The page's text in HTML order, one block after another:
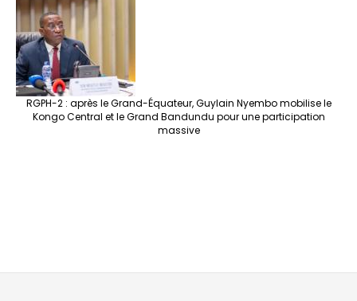
RGPH-2 : après le Grand-Équateur, Guylain Nyembo mobilise le
Kongo Central et le Grand Bandundu pour une participation
massive